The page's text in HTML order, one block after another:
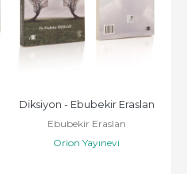
Diksiyon - Ebubekir Eraslan
Ebubekir Eraslan
Orion Yayınevi